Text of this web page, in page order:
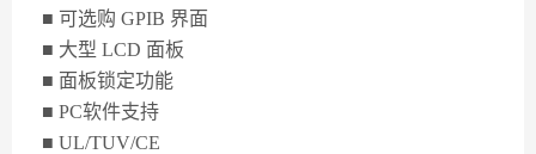
■ 可选购 GPIB 界面
■ 大型 LCD 面板
■ 面板锁定功能
■ PC软件支持
■ UL/TUV/CE